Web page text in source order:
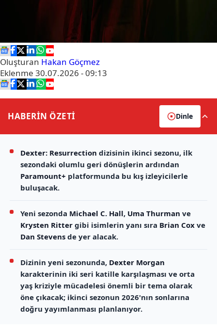
Oluşturan Hakan Göçmez
Eklenme 30.07.2026 - 09:13
HABERİN ÖZETİ Dinle
Dexter: Resurrection dizisinin ikinci sezonu, ilk
sezondaki olumlu geri dönüşlerin ardından
Paramount+ platformunda bu kış izleyicilerle
buluşacak.
Yeni sezonda Michael C. Hall, Uma Thurman ve
Krysten Ritter gibi isimlerin yanı sıra Brian Cox ve
Dan Stevens de yer alacak.
Dizinin yeni sezonunda, Dexter Morgan
karakterinin iki seri katille karşılaşması ve orta
yaş kriziyle mücadelesi önemli bir tema olarak
öne çıkacak; ikinci sezonun 2026'nın sonlarına
doğru yayımlanması planlanıyor.